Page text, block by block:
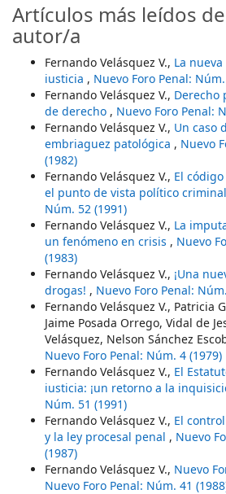
Artículos más leídos
autor/a
Fernando Velásquez V., La
iusticia , Nuevo Foro Penal:
Fernando Velásquez V., Derecho
de derecho , Nuevo Foro Penal:
Fernando Velásquez V., Un caso
embriaguez patológica , Nuevo
(1982)
Fernando Velásquez V., El
el punto de vista político criminal
Núm. 52 (1991)
Fernando Velásquez V., La
un fenómeno en crisis , Nuevo
(1983)
Fernando Velásquez V., ¡Una
drogas! , Nuevo Foro Penal:
Fernando Velásquez V., Patricia
Jaime Posada Orrego, Vidal de
Velásquez, Nelson Sánchez
Nuevo Foro Penal: Núm. 4 (1979)
Fernando Velásquez V., El
iusticia: ¡un retorno a la
Núm. 51 (1991)
Fernando Velásquez V., El
y la ley procesal penal , Nuevo
(1987)
Fernando Velásquez V., Nuevo
Nuevo Foro Penal: Núm. 41